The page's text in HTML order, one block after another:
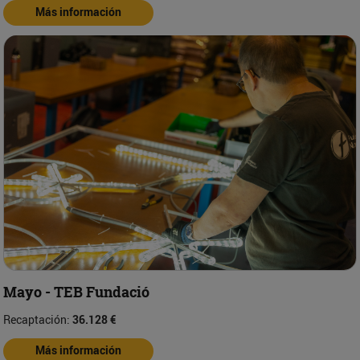
Más información
Mayo - TEB Fundació
Recaptación: 36.128 €
Más información